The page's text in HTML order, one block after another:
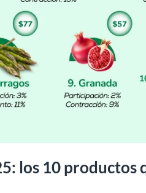
los 10 productos